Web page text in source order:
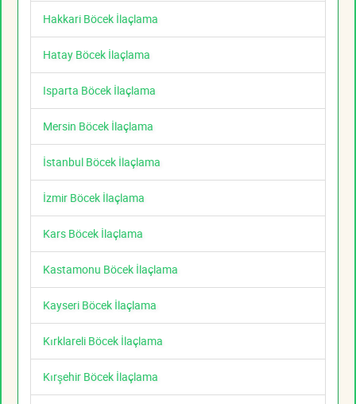
Hakkari Böcek İlaçlama
Hatay Böcek İlaçlama
Isparta Böcek İlaçlama
Mersin Böcek İlaçlama
İstanbul Böcek İlaçlama
İzmir Böcek İlaçlama
Kars Böcek İlaçlama
Kastamonu Böcek İlaçlama
Kayseri Böcek İlaçlama
Kırklareli Böcek İlaçlama
Kırşehir Böcek İlaçlama